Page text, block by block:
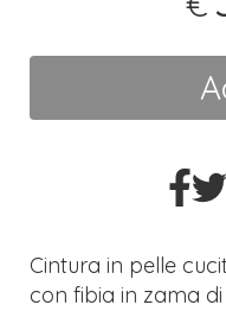
Cintura in pelle
con fibia in zama